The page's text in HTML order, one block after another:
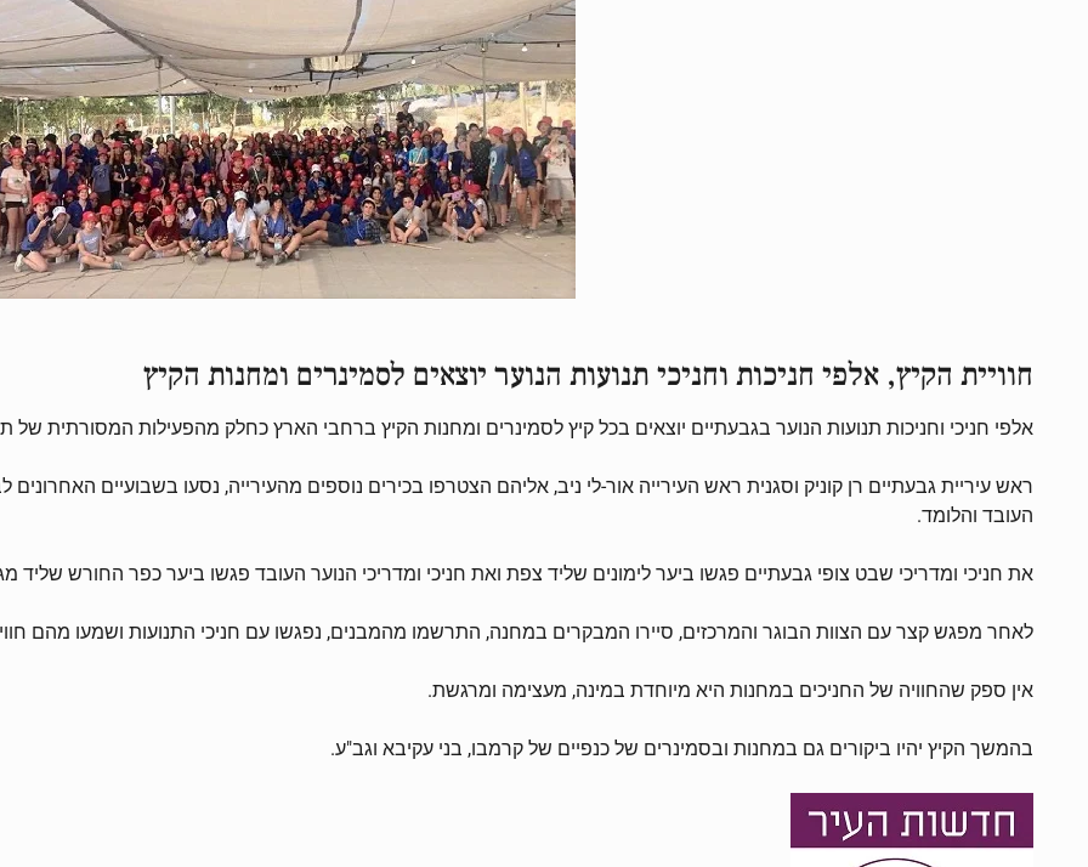
חוויית הקיץ, אלפי חניכות וחניכי תנועות הנוער יוצאים לסמינרים ומחנות הקיץ
אלפי חניכי וחניכות תנועות הנוער בגבעתיים יוצאים בכל קיץ לסמינרים ומחנות הקיץ ברחבי הארץ כחלק מהפעילות המסורתית של
ראש עיריית גבעתיים רן קוניק וסגנית ראש העירייה אור-לי ניב, אליהם הצטרפו בכירים נוספים מהעירייה, נסעו בשבועיים
העובד והלומד.
את חניכי ומדריכי שבט צופי גבעתיים פגשו ביער לימונים שליד צפת ואת חניכי ומדריכי הנוער העובד פגשו ביער כפר החורש שליד
לאחר מפגש קצר עם הצוות הבוגר והמרכזים, סיירו המבקרים במחנה, התרשמו מהמבנים, נפגשו עם חניכי התנועות ושמעו מהם
אין ספק שהחוויה של החניכים במחנות היא מיוחדת במינה, מעצימה ומרגשת.
בהמשך הקיץ יהיו ביקורים גם במחנות ובסמינרים של כנפיים של קרמבו, בני עקיבא וגב"ע.